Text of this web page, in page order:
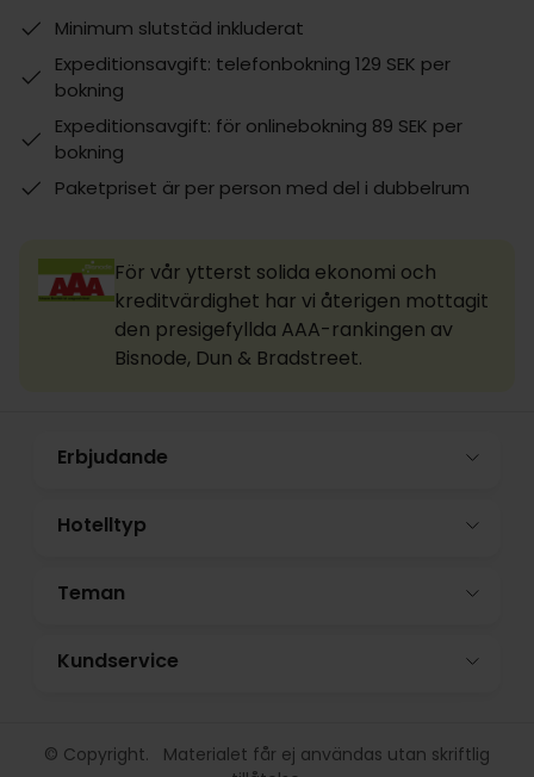
Minimum slutstäd inkluderat
Expeditionsavgift: telefonbokning 129 SEK per
bokning
Expeditionsavgift: för onlinebokning 89 SEK per
bokning
Paketpriset är per person med del i dubbelrum
För vår ytterst solida ekonomi och
kreditvärdighet har vi återigen mottagit
den presigefyllda AAA-rankingen av
Bisnode, Dun & Bradstreet.
Erbjudande
Hotelltyp
Teman
Kundservice
© Copyright. Materialet får ej användas utan skriftlig